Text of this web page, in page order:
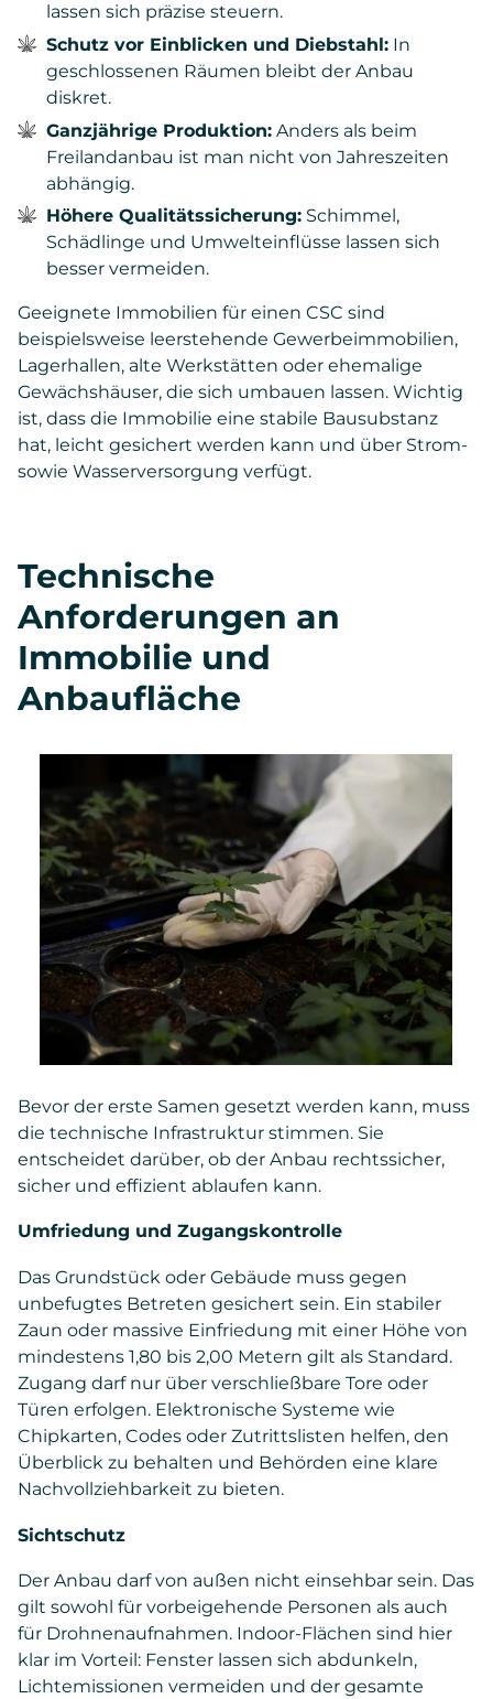
lassen sich präzise steuern.
Schutz vor Einblicken und Diebstahl: In
geschlossenen Räumen bleibt der Anbau
diskret.
Ganzjährige Produktion: Anders als beim
Freilandanbau ist man nicht von Jahreszeiten
abhängig.
Höhere Qualitätssicherung: Schimmel,
Schädlinge und Umwelteinflüsse lassen sich
besser vermeiden.
Geeignete Immobilien für einen CSC sind
beispielsweise leerstehende Gewerbeimmobilien,
Lagerhallen, alte Werkstätten oder ehemalige
Gewächshäuser, die sich umbauen lassen. Wichtig
ist, dass die Immobilie eine stabile Bausubstanz
hat, leicht gesichert werden kann und über Strom-
sowie Wasserversorgung verfügt.
Technische
Anforderungen an
Immobilie und
Anbaufläche
Bevor der erste Samen gesetzt werden kann, muss
die technische Infrastruktur stimmen. Sie
entscheidet darüber, ob der Anbau rechtssicher,
sicher und effizient ablaufen kann.
Umfriedung und Zugangskontrolle
Das Grundstück oder Gebäude muss gegen
unbefugtes Betreten gesichert sein. Ein stabiler
Zaun oder massive Einfriedung mit einer Höhe von
mindestens 1,80 bis 2,00 Metern gilt als Standard.
Zugang darf nur über verschließbare Tore oder
Türen erfolgen. Elektronische Systeme wie
Chipkarten, Codes oder Zutrittslisten helfen, den
Überblick zu behalten und Behörden eine klare
Nachvollziehbarkeit zu bieten.
Sichtschutz
Der Anbau darf von außen nicht einsehbar sein. Das
gilt sowohl für vorbeigehende Personen als auch
für Drohnenaufnahmen. Indoor-Flächen sind hier
klar im Vorteil: Fenster lassen sich abdunkeln,
Lichtemissionen vermeiden und der gesamte